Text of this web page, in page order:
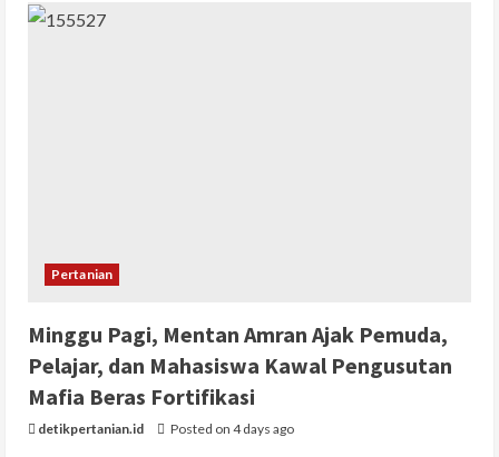
Pertanian
Minggu Pagi, Mentan Amran Ajak Pemuda,
Pelajar, dan Mahasiswa Kawal Pengusutan
Mafia Beras Fortifikasi
detikpertanian.id Posted on 4 days ago